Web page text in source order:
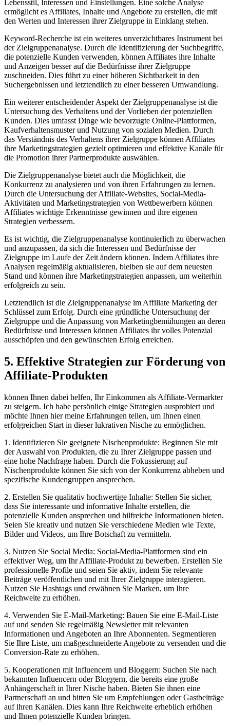
Lebensstil, Interessen und Einstellungen. Eine solche Analyse
ermöglicht es Affiliates, Inhalte und Angebote zu erstellen, die mit
den Werten und Interessen ihrer Zielgruppe in Einklang stehen.
Keyword-Recherche ist ein weiteres unverzichtbares Instrument bei
der Zielgruppenanalyse. Durch die Identifizierung der Suchbegriffe,
die potenzielle Kunden verwenden, können Affiliates ihre Inhalte
und Anzeigen besser auf die Bedürfnisse ihrer Zielgruppe
zuschneiden. Dies führt zu einer höheren Sichtbarkeit in den
Suchergebnissen und letztendlich zu einer besseren Umwandlung.
Ein weiterer entscheidender Aspekt der Zielgruppenanalyse ist die
Untersuchung des Verhaltens und der Vorlieben der potenziellen
Kunden. Dies umfasst Dinge wie bevorzugte Online-Plattformen,
Kaufverhaltensmuster und Nutzung von sozialen Medien. Durch
das Verständnis des Verhaltens ihrer Zielgruppe können Affiliates
ihre Marketingstrategien gezielt optimieren und effektive Kanäle für
die Promotion ihrer Partnerprodukte auswählen.
Die Zielgruppenanalyse bietet auch die Möglichkeit, die
Konkurrenz zu analysieren und von ihren Erfahrungen zu lernen.
Durch die Untersuchung der Affiliate-Websites, Social-Media-
Aktivitäten und Marketingstrategien von Wettbewerbern können
Affiliates wichtige Erkenntnisse gewinnen und ihre eigenen
Strategien verbessern.
Es ist wichtig, die Zielgruppenanalyse kontinuierlich zu überwachen
und anzupassen, da sich die Interessen und Bedürfnisse der
Zielgruppe im Laufe der Zeit ändern können. Indem Affiliates ihre
Analysen regelmäßig aktualisieren, bleiben sie auf dem neuesten
Stand und können ihre Marketingstrategien anpassen, um weiterhin
erfolgreich zu sein.
Letztendlich ist die Zielgruppenanalyse im Affiliate Marketing der
Schlüssel zum Erfolg. Durch eine gründliche Untersuchung der
Zielgruppe und die Anpassung von Marketingbemühungen an deren
Bedürfnisse und Interessen können Affiliates ihr volles Potenzial
ausschöpfen und den gewünschten Erfolg erreichen.
5. Effektive Strategien zur Förderung von
Affiliate-Produkten
können Ihnen dabei helfen, Ihr Einkommen als Affiliate-Vermarkter
zu steigern. Ich habe persönlich einige Strategien ausprobiert und
möchte Ihnen hier meine Erfahrungen teilen, um Ihnen einen
erfolgreichen Start in dieser lukrativen Nische zu ermöglichen.
1. Identifizieren Sie geeignete Nischenprodukte: Beginnen Sie mit
der Auswahl von Produkten, die zu Ihrer Zielgruppe passen und
eine hohe Nachfrage haben. Durch die Fokussierung auf
Nischenprodukte können Sie sich von der Konkurrenz abheben und
spezifische Kundengruppen ansprechen.
2. Erstellen Sie qualitativ hochwertige Inhalte: Stellen Sie sicher,
dass Sie interessante und informative Inhalte erstellen, die
potenzielle Kunden ansprechen und hilfreiche Informationen bieten.
Seien Sie kreativ und nutzen Sie verschiedene Medien wie Texte,
Bilder und Videos, um Ihre Botschaft zu vermitteln.
3. Nutzen Sie Social Media: Social-Media-Plattformen sind ein
effektiver Weg, um Ihr Affiliate-Produkt zu bewerben. Erstellen Sie
professionelle Profile und seien Sie aktiv, indem Sie relevante
Beiträge veröffentlichen und mit Ihrer Zielgruppe interagieren.
Nutzen Sie Hashtags und erwähnen Sie Marken, um Ihre
Reichweite zu erhöhen.
4. Verwenden Sie E-Mail-Marketing: Bauen Sie eine E-Mail-Liste
auf und senden Sie regelmäßig Newsletter mit relevanten
Informationen und Angeboten an Ihre Abonnenten. Segmentieren
Sie Ihre Liste, um maßgeschneiderte Angebote zu versenden und die
Conversion-Rate zu erhöhen.
5. Kooperationen mit Influencern und Bloggern: Suchen Sie nach
bekannten Influencern oder Bloggern, die bereits eine große
Anhängerschaft in Ihrer Nische haben. Bieten Sie ihnen eine
Partnerschaft an und bitten Sie um Empfehlungen oder Gastbeiträge
auf ihren Kanälen. Dies kann Ihre Reichweite erheblich erhöhen
und Ihnen potenzielle Kunden bringen.